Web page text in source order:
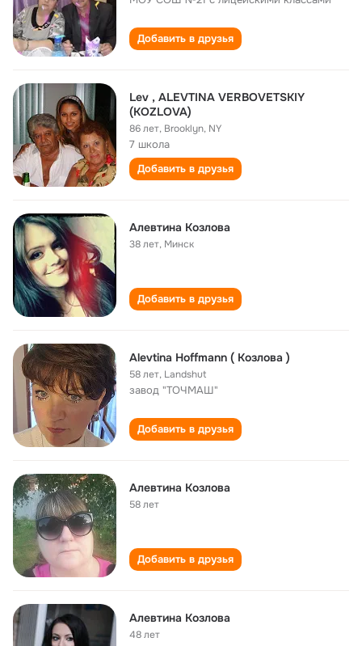
Добавить в друзья
Lev , ALEVTINA VERBOVETSKIY
(KOZLOVA)
86 лет, Brooklyn, NY
7 школа
Добавить в друзья
Алевтина Козлова
38 лет, Минск
Добавить в друзья
Alevtina Hoffmann ( Козлова )
58 лет, Landshut
завод "ТОЧМАШ"
Добавить в друзья
Алевтина Козлова
58 лет
Добавить в друзья
Алевтина Козлова
48 лет